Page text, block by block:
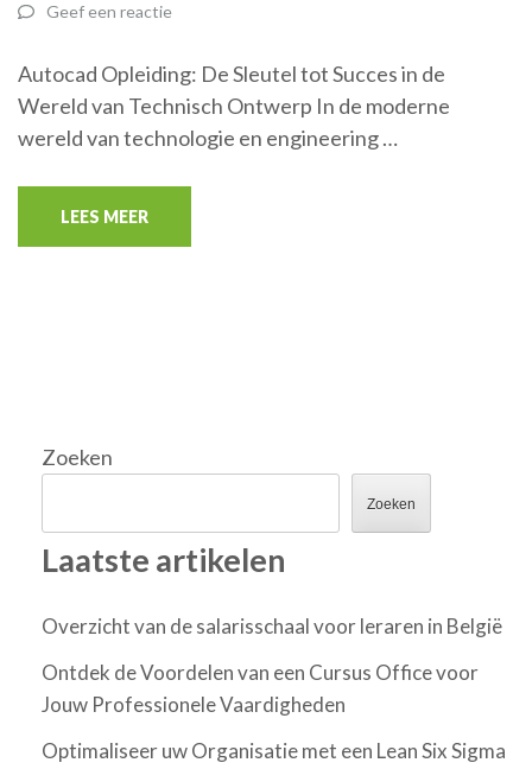
Geef een reactie
Autocad Opleiding: De Sleutel tot Succes in de
Wereld van Technisch Ontwerp In de moderne
wereld van technologie en engineering …
LEES MEER
Zoeken
Zoeken
Laatste artikelen
Overzicht van de salarisschaal voor leraren in België
Ontdek de Voordelen van een Cursus Office voor
Jouw Professionele Vaardigheden
Optimaliseer uw Organisatie met een Lean Six Sigma